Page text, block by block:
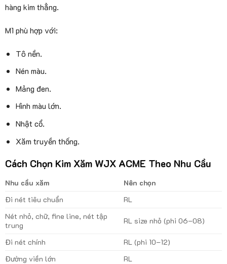
hàng kim thẳng.
M1 phù hợp với:
Tô nền.
Nén màu.
Mảng đen.
Hình màu lớn.
Nhật cổ.
Xăm truyền thống.
Cách Chọn Kim Xăm WJX ACME Theo Nhu Cầu
Nhu cầu xăm
Nên chọn
Đi nét tiêu chuẩn
RL
Nét nhỏ, chữ, fine line, nét tập
trung
RL size nhỏ (phi 06–08)
Đi nét chính
RL (phi 10–12)
Đường viền lớn
RL